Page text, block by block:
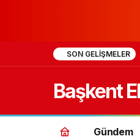
SON GELIŞMELER
Başkent
Gündem